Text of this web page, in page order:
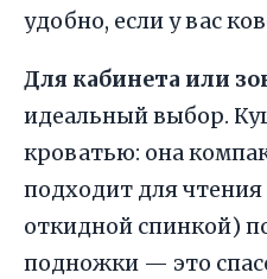
удобно, если у вас
Для кабинета или
идеальный выбор.
кроватью: она
подходит для чтения
откидной спинкой)
подножки — это